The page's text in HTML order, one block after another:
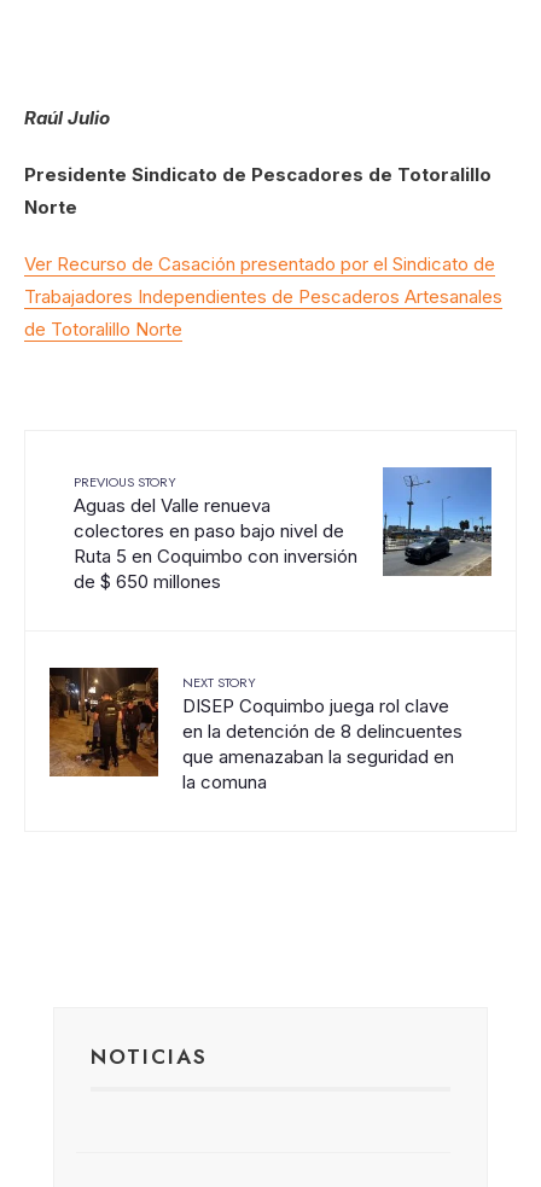
Raúl Julio
Presidente Sindicato de Pescadores de Totoralillo
Norte
Ver Recurso de Casación presentado por el Sindicato de
Trabajadores Independientes de Pescaderos Artesanales
de Totoralillo Norte
PREVIOUS STORY
Aguas del Valle renueva
colectores en paso bajo nivel de
Ruta 5 en Coquimbo con inversión
de $ 650 millones
NEXT STORY
DISEP Coquimbo juega rol clave
en la detención de 8 delincuentes
que amenazaban la seguridad en
la comuna
NOTICIAS